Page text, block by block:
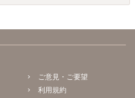
ご意見・ご要望
利用規約